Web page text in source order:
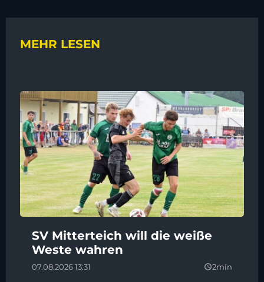
MEHR LESEN
SV Mitterteich will die weiße
Weste wahren
07.08.2026 13:31 query_builder2min